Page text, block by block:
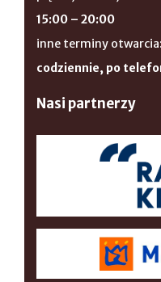
15:00 – 20:00
inne terminy otwarcia:
codziennie, po
Nasi partnerzy